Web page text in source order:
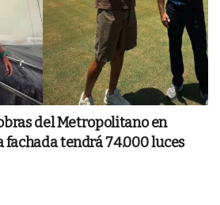
del Metropolitano en
tendrá 74.000 luces